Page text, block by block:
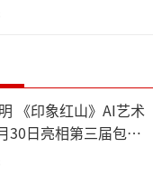
各区各单位打造
一网一品”等
传播优势，动
际一流和谐宜居
族伟大复兴中国
《印象红山》AI艺术
30日亮相第三届包头